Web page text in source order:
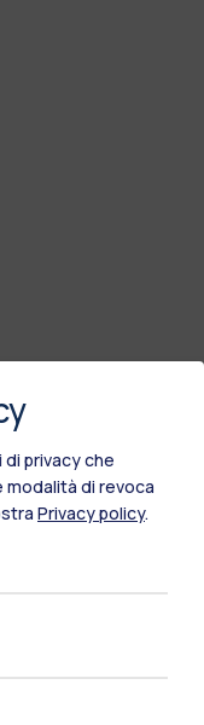
privacy che
di revoca
Privacy policy.